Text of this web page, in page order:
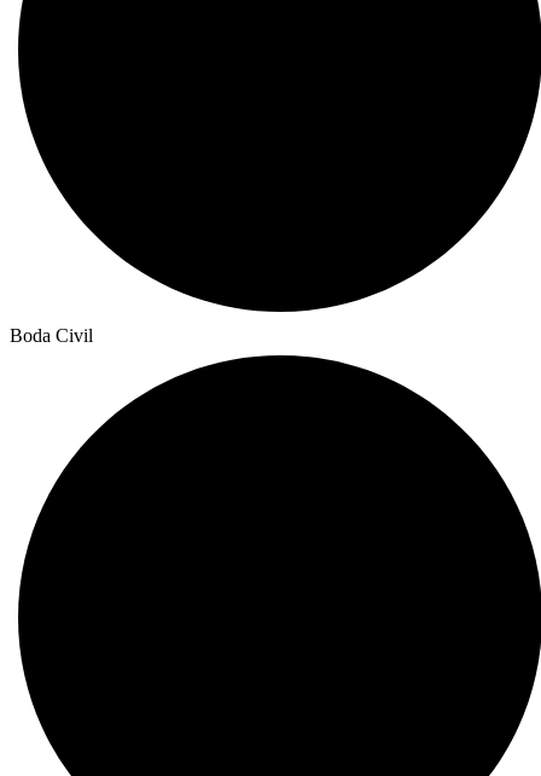
Boda Civil